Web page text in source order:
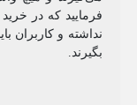
فرمایید که در
نداشته و کاربران
بگیرند.